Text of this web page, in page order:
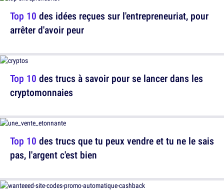
Top 10 des trucs à savoir pour se lancer dans les
cryptomonnaies
Top 10 des idées reçues sur l'entrepreneuriat, pour
arrêter d'avoir peur
Top 10 des trucs que tu peux vendre et tu ne le sais
pas, l'argent c'est bien